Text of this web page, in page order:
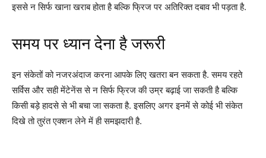
इससे न सिर्फ खाना खराब होता है बल्कि फ्रिज पर अतिरिक्त दबाव भी पड़ता है.
समय पर ध्यान देना है जरूरी
इन संकेतों को नजरअंदाज करना आपके लिए खतरा बन सकता है. समय रहते
सर्विस और सही मेंटेनेंस से न सिर्फ फ्रिज की उम्र बढ़ाई जा सकती है बल्कि
किसी बड़े हादसे से भी बचा जा सकता है. इसलिए अगर इनमें से कोई भी संकेत
दिखे तो तुरंत एक्शन लेने में ही समझदारी है.